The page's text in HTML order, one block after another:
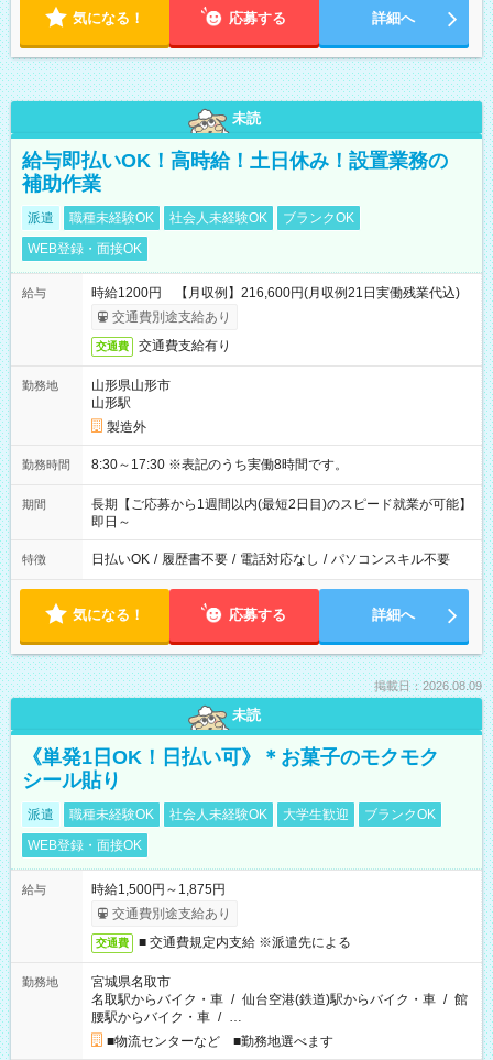
気になる！ 応募する 詳細へ
未読
給与即払いOK！高時給！土日休み！設置業務の
補助作業
派遣 職種未経験OK 社会人未経験OK
ブランクOK
WEB登録・面接OK
給与
時給1200円 【月収例】216,600円(月収例21日実働残業代込)
交通費別途支給あり
交通費 交通費支給有り
勤務地
山形県山形市
山形駅
製造外
勤務時間 8:30～17:30 ※表記のうち実働8時間です。
期間
長期【ご応募から1週間以内(最短2日目)のスピード就業が可能】
即日～
特徴 日払いOK / 履歴書不要 / 電話対応なし / パソコンスキル不要
気になる！ 応募する 詳細へ
掲載日：2026.08.09
未読
《単発1日OK！日払い可》＊お菓子のモクモク
シール貼り
派遣 職種未経験OK 社会人未経験OK 大学生歓迎
ブランクOK
WEB登録・面接OK
給与
時給1,500円～1,875円
交通費別途支給あり
交通費 ■ 交通費規定内支給 ※派遣先による
勤務地
宮城県名取市
名取駅からバイク・車 / 仙台空港(鉄道)駅からバイク・車 / 館
腰駅からバイク・車 / …
■物流センターなど ■勤務地選べます